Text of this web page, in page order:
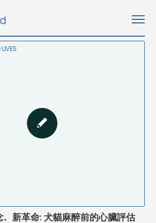
LIVES
、新革命: 犬貓麻醉前的心臟評估